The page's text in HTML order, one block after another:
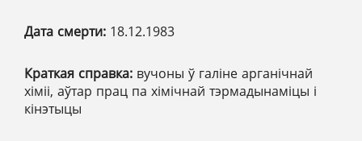
Дата смерти: 18.12.1983
Краткая справка: вучоны ў галіне арганічнай
хіміі, аўтар прац па хімічнай тэрмадынаміцы і
кінэтыцы